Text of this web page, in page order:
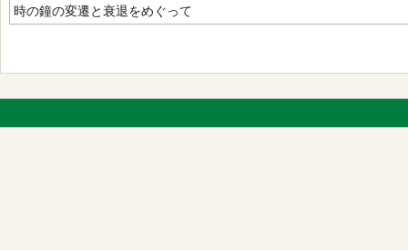
時の鐘の変遷と衰退をめぐって